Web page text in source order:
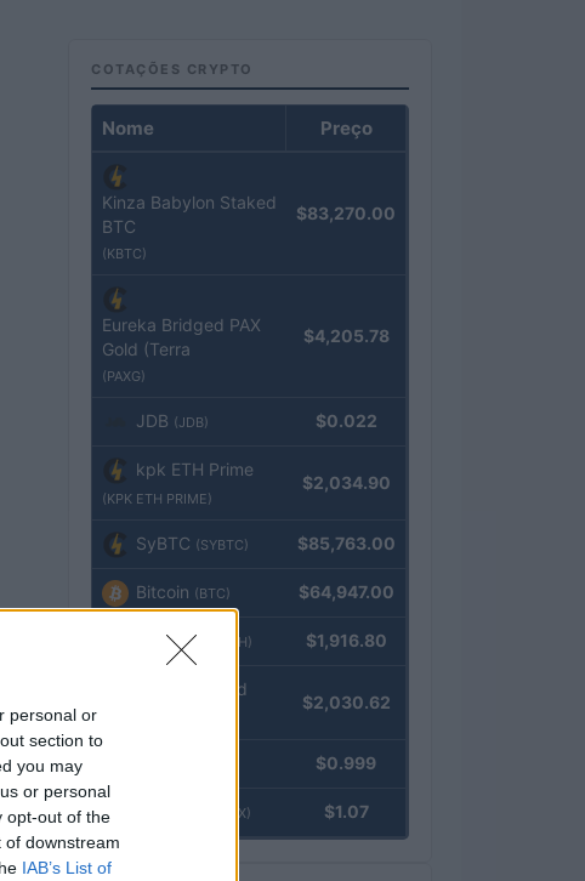
personal or
section to
you may
or personal
opt-out of the
of downstream
IAB’s List of
COTAÇÕES CRYPTO
Nome Preço
Kinza Babylon Staked
BTC
(KBTC)
$83,270.00
Eureka Bridged PAX
Gold (Terra
(PAXG)
$4,205.78
JDB (JDB) $0.022
kpk ETH Prime
(KPK ETH PRIME)
$2,034.90
SyBTC (SYBTC) $85,763.00
Bitcoin (BTC) $64,947.00
Ethereum (ETH) $1,916.80
kpk ETH Yield
$2,030.62
$0.999
(USDEX) $1.07